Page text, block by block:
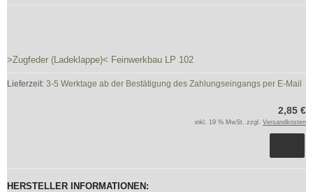
>Zugfeder (Ladeklappe)< Feinwerkbau LP 102
Lieferzeit: 3-5 Werktage ab der Bestätigung des Zahlungseingangs per E-Mail
2,85 €
inkl. 19 % MwSt. zzgl. Versandkosten
HERSTELLER INFORMATIONEN: